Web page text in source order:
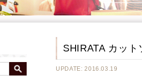
SHIRATA カット
UPDATE: 2016.03.19